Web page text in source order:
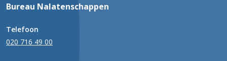
Bureau Nalatenschappen
Telefoon
020 716 49 00